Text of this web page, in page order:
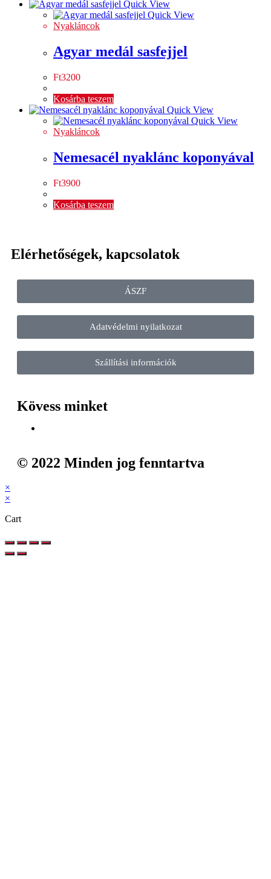
Quick View
Quick View
Nyakláncok
Agyar medál sasfejjel
Ft3200
Kosárba teszem
Quick View
Quick View
Nyakláncok
Nemesacél nyaklánc koponyával
Ft3900
Kosárba teszem
Elérhetőségek, kapcsolatok
ÁSZF
Adatvédelmi nyilatkozat
Szállítási információk
Kövess minket
© 2022 Minden jog fenntartva
×
×
Cart